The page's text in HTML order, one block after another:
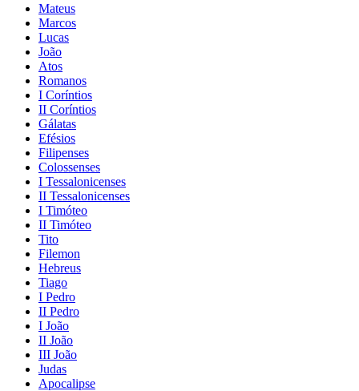
Mateus
Marcos
Lucas
João
Atos
Romanos
I Coríntios
II Coríntios
Gálatas
Efésios
Filipenses
Colossenses
I Tessalonicenses
II Tessalonicenses
I Timóteo
II Timóteo
Tito
Filemon
Hebreus
Tiago
I Pedro
II Pedro
I João
II João
III João
Judas
Apocalipse